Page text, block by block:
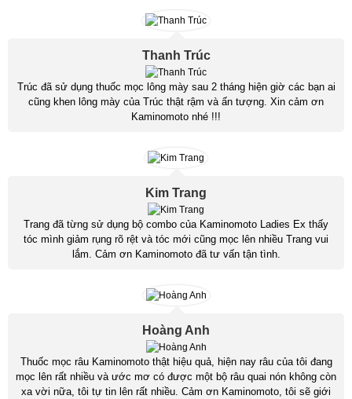
Thanh Trúc
Trúc đã sử dụng thuốc mọc lông mày sau 2 tháng hiện giờ các bạn ai
cũng khen lông mày của Trúc thật rậm và ấn tượng. Xin cảm ơn
Kaminomoto nhé !!!
Kim Trang
Trang đã từng sử dụng bộ combo của Kaminomoto Ladies Ex thấy
tóc mình giảm rụng rõ rệt và tóc mới cũng mọc lên nhiều Trang vui
lắm. Cảm ơn Kaminomoto đã tư vấn tận tình.
Hoàng Anh
Thuốc mọc râu Kaminomoto thật hiệu quả, hiện nay râu của tôi đang
mọc lên rất nhiều và ước mơ có được một bộ râu quai nón không còn
xa vời nữa, tôi tự tin lên rất nhiều. Cảm ơn Kaminomoto, tôi sẽ giới